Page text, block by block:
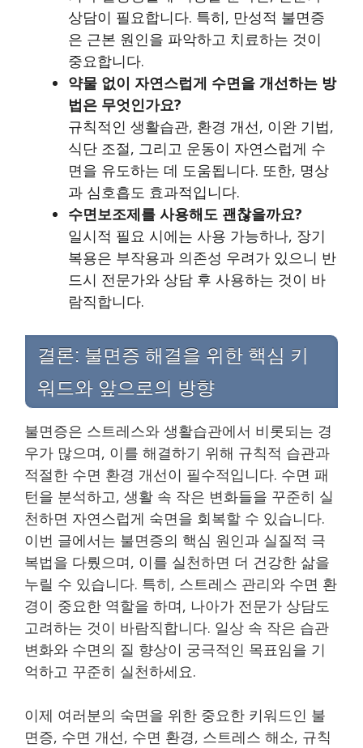
상담이 필요합니다. 특히, 만성적 불면증
은 근본 원인을 파악하고 치료하는 것이
중요합니다.
약물 없이 자연스럽게 수면을 개선하는 방
법은 무엇인가요?
규칙적인 생활습관, 환경 개선, 이완 기법,
식단 조절, 그리고 운동이 자연스럽게 수
면을 유도하는 데 도움됩니다. 또한, 명상
과 심호흡도 효과적입니다.
수면보조제를 사용해도 괜찮을까요?
일시적 필요 시에는 사용 가능하나, 장기
복용은 부작용과 의존성 우려가 있으니 반
드시 전문가와 상담 후 사용하는 것이 바
람직합니다.
결론: 불면증 해결을 위한 핵심 키
워드와 앞으로의 방향
불면증은 스트레스와 생활습관에서 비롯되는 경
우가 많으며, 이를 해결하기 위해 규칙적 습관과
적절한 수면 환경 개선이 필수적입니다. 수면 패
턴을 분석하고, 생활 속 작은 변화들을 꾸준히 실
천하면 자연스럽게 숙면을 회복할 수 있습니다.
이번 글에서는 불면증의 핵심 원인과 실질적 극
복법을 다뤘으며, 이를 실천하면 더 건강한 삶을
누릴 수 있습니다. 특히, 스트레스 관리와 수면 환
경이 중요한 역할을 하며, 나아가 전문가 상담도
고려하는 것이 바람직합니다. 일상 속 작은 습관
변화와 수면의 질 향상이 궁극적인 목표임을 기
억하고 꾸준히 실천하세요.
이제 여러분의 숙면을 위한 중요한 키워드인 불
면증, 수면 개선, 수면 환경, 스트레스 해소, 규칙